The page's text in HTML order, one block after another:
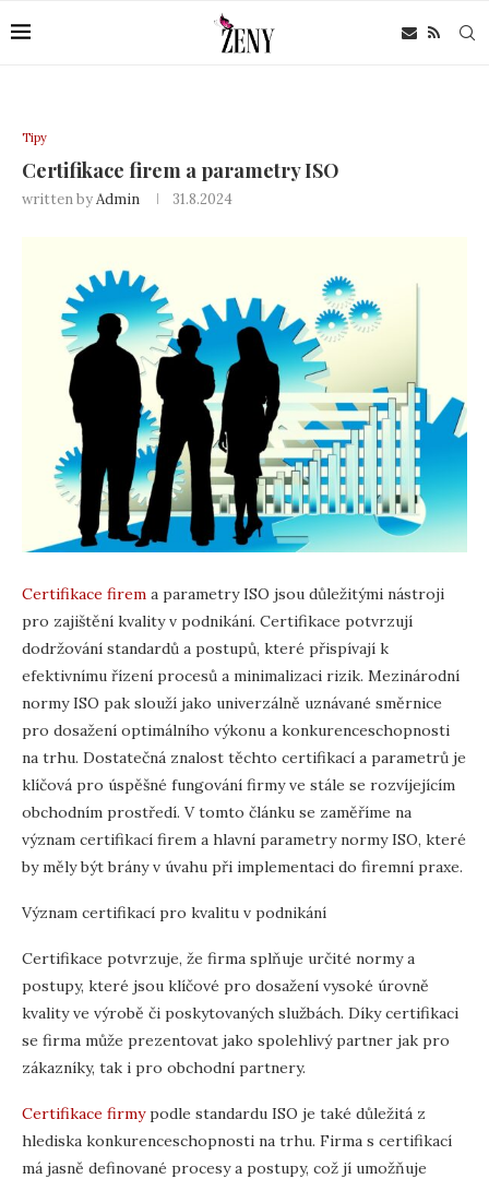
Tipy
Certifikace firem a parametry ISO
written byAdmin 31.8.2024
Certifikace firem a parametry ISO jsou důležitými nástroji
pro zajištění kvality v podnikání. Certifikace potvrzují
dodržování standardů a postupů, které přispívají k
efektivnímu řízení procesů a minimalizaci rizik. Mezinárodní
normy ISO pak slouží jako univerzálně uznávané směrnice
pro dosažení optimálního výkonu a konkurenceschopnosti
na trhu. Dostatečná znalost těchto certifikací a parametrů je
klíčová pro úspěšné fungování firmy ve stále se rozvíjejícím
obchodním prostředí. V tomto článku se zaměříme na
význam certifikací firem a hlavní parametry normy ISO, které
by měly být brány v úvahu při implementaci do firemní praxe.
Význam certifikací pro kvalitu v podnikání
Certifikace potvrzuje, že firma splňuje určité normy a
postupy, které jsou klíčové pro dosažení vysoké úrovně
kvality ve výrobě či poskytovaných službách. Díky certifikaci
se firma může prezentovat jako spolehlivý partner jak pro
zákazníky, tak i pro obchodní partnery.
Certifikace firmypodle standardu ISO je také důležitá z
hlediska konkurenceschopnosti na trhu. Firma s certifikací
má jasně definované procesy a postupy, což jí umožňuje